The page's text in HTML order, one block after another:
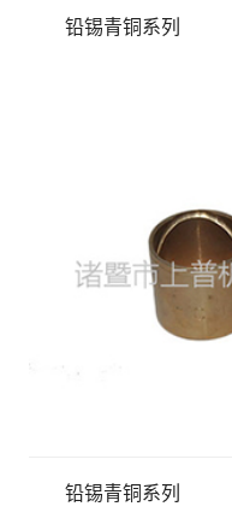
铅锡青铜系列
铅锡青铜系列